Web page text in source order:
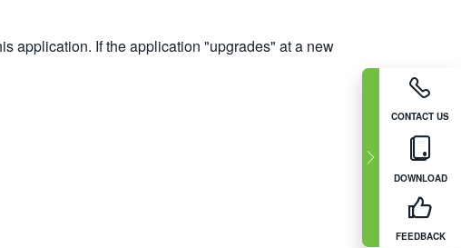
CONTACT US
DOWNLOAD
FEEDBACK
application. If the application "upgrades" at a new